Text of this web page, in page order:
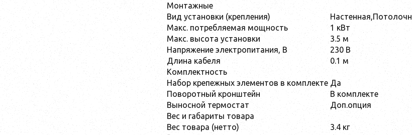
Монтажные
Вид установки (крепления)
Макс. потребляемая мощность
1 кВт
Макс. высота установки
3.5 м
Напряжение электропитания, В
230 В
Длина кабеля
0.1 м
Комплектность
Набор крепежных элементов в комплекте Да
Поворотный кронштейн
В комплекте
Выносной термостат
Доп.опция
Вес и габариты товара
Вес товара (нетто)
3.4 кг